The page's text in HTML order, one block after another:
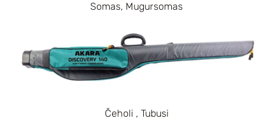
Somas, Mugursomas
Čeholi , Tubusi